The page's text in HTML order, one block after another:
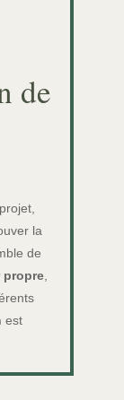
de
la
de
propre
est